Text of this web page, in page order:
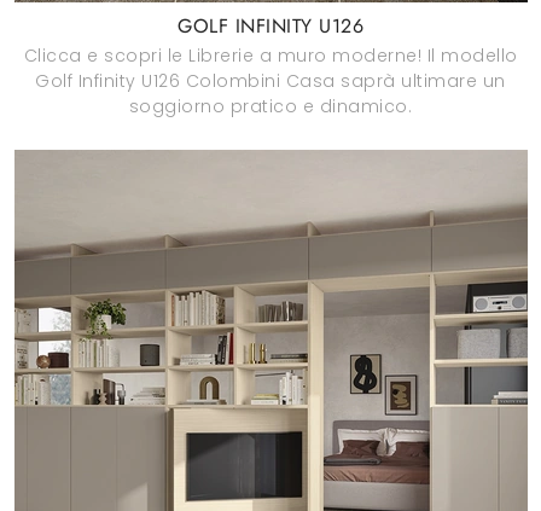
GOLF INFINITY U126
Clicca e scopri le Librerie a muro moderne! Il modello
Golf Infinity U126 Colombini Casa saprà ultimare un
soggiorno pratico e dinamico.